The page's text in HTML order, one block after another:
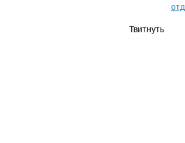
Твитнуть